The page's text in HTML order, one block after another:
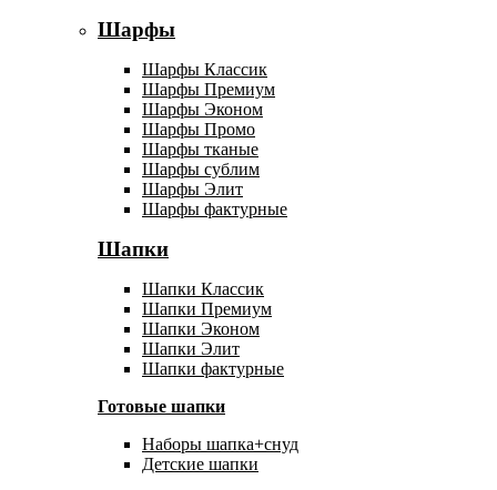
Шарфы
Шарфы Классик
Шарфы Премиум
Шарфы Эконом
Шарфы Промо
Шарфы тканые
Шарфы сублим
Шарфы Элит
Шарфы фактурные
Шапки
Шапки Классик
Шапки Премиум
Шапки Эконом
Шапки Элит
Шапки фактурные
Готовые шапки
Наборы шапка+снуд
Детские шапки